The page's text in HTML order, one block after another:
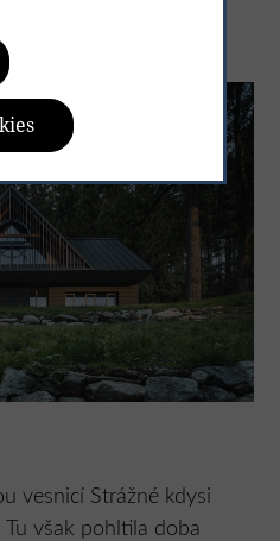
vesnicí Strážné kdysi
však pohltila doba